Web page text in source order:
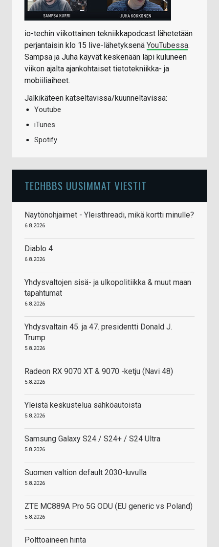
io-techin viikottainen tekniikkapodcast lähetetään
perjantaisin klo 15 live-lähetyksenä YouTubessa.
Sampsa ja Juha käyvät keskenään läpi kuluneen
viikon ajalta ajankohtaiset tietotekniikka- ja
mobiiliaiheet.
Jälkikäteen katseltavissa/kuunneltavissa:
Youtube
iTunes
Spotify
TECHBBS UUSIMMAT VIESTIT
Näytönohjaimet - Yleisthreadi, mikä kortti minulle?
6.8.2026
Diablo 4
6.8.2026
Yhdysvaltojen sisä- ja ulkopolitiikka & muut maan
tapahtumat
6.8.2026
Yhdysvaltain 45. ja 47. presidentti Donald J.
Trump
5.8.2026
Radeon RX 9070 XT & 9070 -ketju (Navi 48)
5.8.2026
Yleistä keskustelua sähköautoista
5.8.2026
Samsung Galaxy S24 / S24+ / S24 Ultra
5.8.2026
Suomen valtion default 2030-luvulla
5.8.2026
ZTE MC889A Pro 5G ODU (EU generic vs Poland)
5.8.2026
Polttoaineen hinta